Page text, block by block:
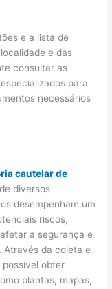
e a lista de
e das
consultar as
para
necessários
cautelar de
diversos
desempenham um
riscos,
a segurança e
Através da coleta e
possível obter
plantas, mapas,